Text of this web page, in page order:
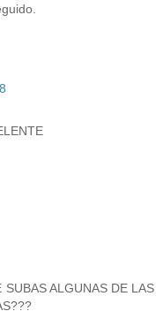
SUBAS ALGUNAS DE LAS